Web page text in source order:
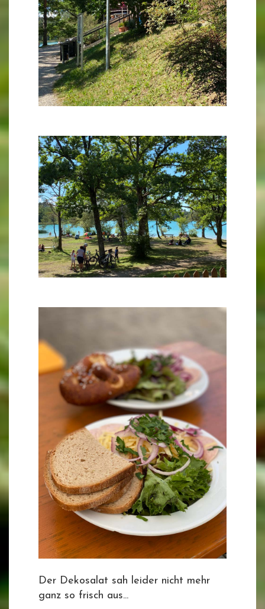
Der Dekosalat sah leider nicht mehr
ganz so frisch aus...